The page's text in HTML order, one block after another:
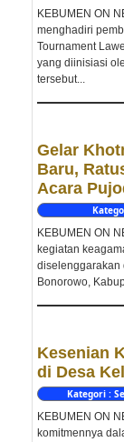
KEBUMEN ON
menghadiri
Tournament
yang diinisiasi
tersebut...
Gelar
Baru,
Acara
KEBUMEN ON
kegiatan
diselenggarakan
Bonorowo,
Kesenian
di Desa
Kategori :
KEBUMEN ON
komitmennya